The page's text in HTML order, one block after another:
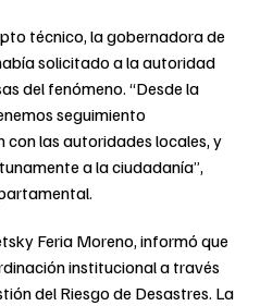
técnico, la gobernadora de
solicitado a la autoridad
del fenómeno. “Desde la
seguimiento
las autoridades locales, y
a la ciudadanía”,
Feria Moreno, informó que
institucional a través
del Riesgo de Desastres. La